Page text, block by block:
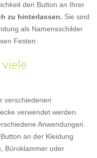
den Button an Ihrer
zu hinterlassen. Sie sind
als Namensschilder
Festen.
verschiedenen
verwendet werden.
Anwendungen.
an der Kleidung
Büroklammer oder